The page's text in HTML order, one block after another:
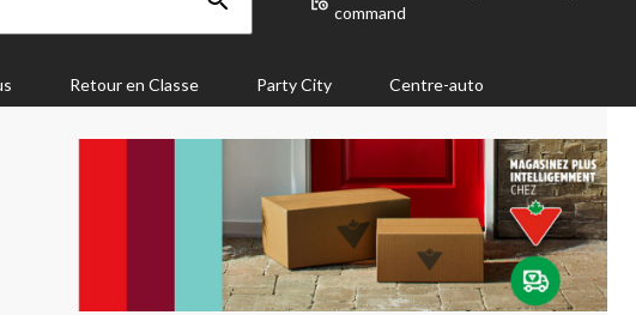
command
Retour en Classe Party City Centre-auto